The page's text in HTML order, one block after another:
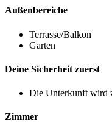
Außenbereiche
Terrasse/Balkon
Garten
Deine Sicherheit zuerst
Die Unterkunft wird
Zimmer